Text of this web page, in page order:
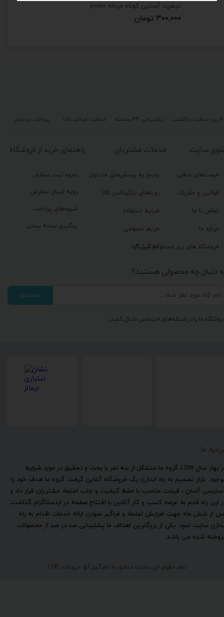
تیشرت آستین کوتاه مردانه persis
۳۰۰,۰۰۰ تومان
ما
​در بهار سال 1399 گروه ما متشکل از سه نفر با بحث و تحقیق در مورد شرایط
بازار تصمیم به راه اندازی یک فروشگاه آنلاین گرفت. گروه ما هدف خود را
آسان ، قیمت مناسب با حفظ کیفیت و جلب اعتماد مشتریان قرار داد و
این راه قدم به عرصه کسب و کار آنلاین با افتتاح صفحه در اینستاگرام گذاشت.
از شش ماه جهت افزایش اعتماد و فراگیر نمودن ارائه خدمات اقدام به راه
سایت نمود. یکی از بزرگترین اهداف ما پشتیبانی صد در صد از محصولات
شده می باشد.
تمام حقوق این سایت متعلق به نام گیل آوا می‌باشد. 1399
پشتیبانی ۲۴ ساعته پرداخت در محل ۷ روز ضمانت بازگشت ضمانت اصالت کالا
راهنمای خرید از فروشگاه
نحوه ثبت سفارش
رویه ارسال سفارش
شیوه‌های پرداخت
پیگیری بسته پستی
خدمات مشتریان
پاسخ به پرسش‌های متداول
رویه‌های بازگرداندن کالا
شرایط استفاده
حریم خصوصی
گزارش باگ
سایت
فرصت‌های شغلی
قوانین و مقررات
تماس با ما
درباره ما
فروشگاه های زیر مجموعه گیل آوا
دنبال چه محصولی هستید؟
جستجو
ما را در شبکه‌های اجتماعی دنبال کنید: